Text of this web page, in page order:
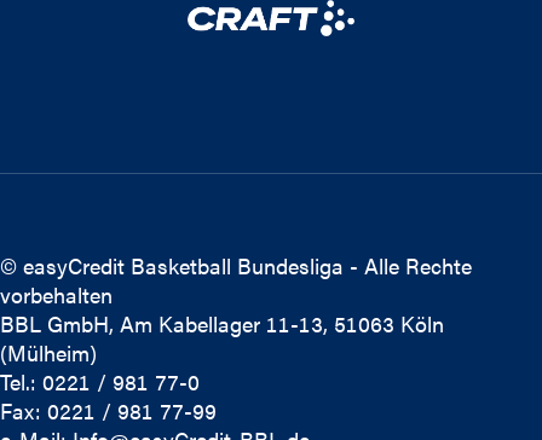
© easyCredit Basketball Bundesliga - Alle Rechte
vorbehalten
BBL GmbH, Am Kabellager 11-13, 51063 Köln
(Mülheim)
Tel.: 0221 / 981 77-0
Fax: 0221 / 981 77-99